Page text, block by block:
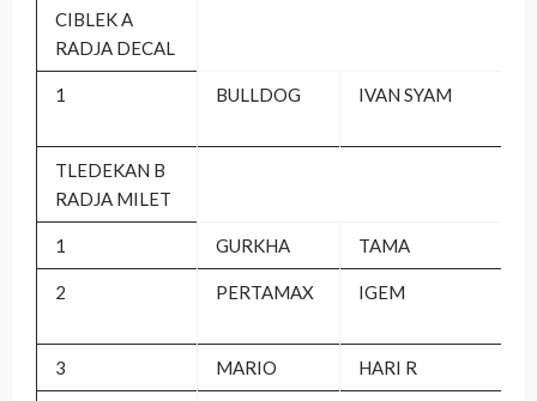
CIBLEK A
RADJA DECAL
1 BULLDOG IVAN SYAM
TLEDEKAN B
RADJA MILET
1 GURKHA TAMA
2 PERTAMAX IGEM
3 MARIO HARI R